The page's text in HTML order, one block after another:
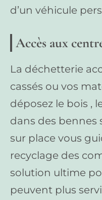
d’un véhicule
Accès aux
La déchetterie
cassés ou vos
déposez le bois ,
dans des bennes
sur place vous
recyclage des
solution ultime
peuvent plus